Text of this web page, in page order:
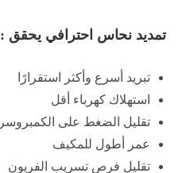
تمديد نحاس احترافي يحقق :
تبريد أسرع وأكثر استقرارًا
استهلاك كهرباء أقل
تقليل الضغط على الكمبروسر
عمر أطول للمكيف
تقليل فرص تسريب الفريون